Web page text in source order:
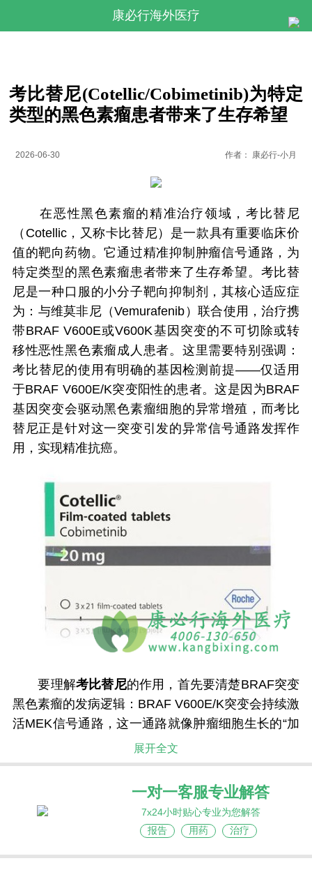
康必行海外医疗
考比替尼(Cotellic/Cobimetinib)为特定
类型的黑色素瘤患者带来了生存希望
2026-06-30 作者： 康必行-小月
在恶性黑色素瘤的精准治疗领域，考比替尼
（Cotellic，又称卡比替尼）是一款具有重要临床价
值的靶向药物。它通过精准抑制肿瘤信号通路，为
特定类型的黑色素瘤患者带来了生存希望。考比替
尼是一种口服的小分子靶向抑制剂，其核心适应症
为：与维莫非尼（Vemurafenib）联合使用，治疗携
带BRAF V600E或V600K基因突变的不可切除或转
移性恶性黑色素瘤成人患者。这里需要特别强调：
考比替尼的使用有明确的基因检测前提——仅适用
于BRAF V600E/K突变阳性的患者。这是因为BRAF
基因突变会驱动黑色素瘤细胞的异常增殖，而考比
替尼正是针对这一突变引发的异常信号通路发挥作
用，实现精准抗癌。
要理解考比替尼的作用，首先要清楚BRAF突变
黑色素瘤的发病逻辑：BRAF V600E/K突变会持续激
活MEK信号通路，这一通路就像肿瘤细胞生长的“加
速器”，会驱动细胞疯狂增殖、扩散。考比替尼的核
心作用靶点就是MEK1和MEK2（MEK信号通路的关
键节点）。它通过选择性抑制MEK1/2的活性，精准
阻断BRAF突变引发的异常信号传导，从而直接遏制
黑色素瘤细胞的生长与存活，达到抑制肿瘤进展的
效果。而与维莫非尼联合使用，能形成“上下游双重
阻断”的协同效应，进一步提升抗癌疗效，延长患者
展开全文
一对一客服专业解答
7x24小时贴心专业为您解答
报告
用药 治疗